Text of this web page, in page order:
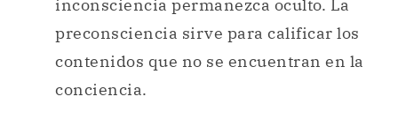
inconsciencia permanezca oculto. La
preconsciencia sirve para calificar los
contenidos que no se encuentran en la
conciencia.